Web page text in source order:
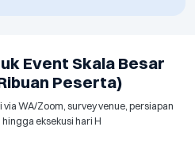
Event Skala Besar
Peserta)
WA/Zoom, survey venue, persiapan
eksekusi hari H